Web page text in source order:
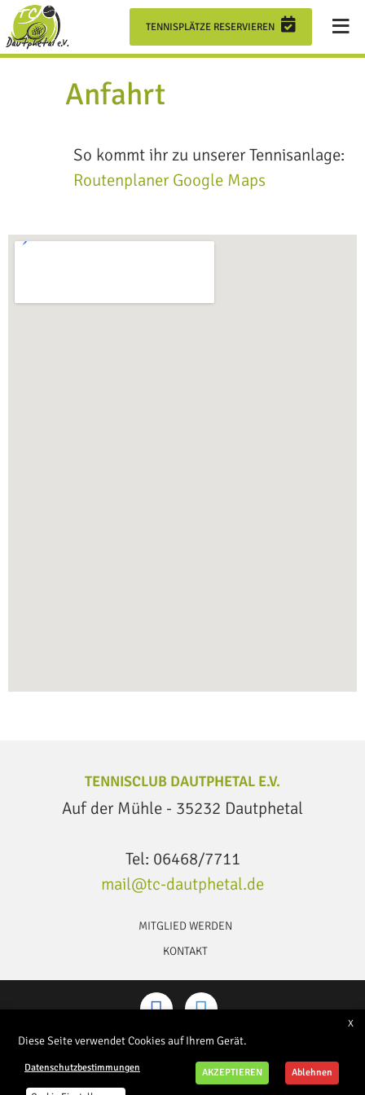
TENNISPLÄTZE RESERVIEREN ≡
VEREIN
TRAINING
MANNSCHAFTEN
×
Anfahrt
So kommt ihr zu unserer Tennisanlage:
Routenplaner Google Maps
TENNISCLUB DAUTPHETAL E.V.
Auf der Mühle - 35232 Dautphetal
Tel: 06468/7711
mail@tc-dautphetal.de
MITGLIED WERDEN
KONTAKT
DATENSCHUTZERKLÄRUNG IMPRESSUM
Tennisclub Dautphetal e.V. © 2026
X
Diese Seite verwendet Cookies auf Ihrem Gerät.
Datenschutzbestimmungen Ablehnen
AKZEPTIEREN